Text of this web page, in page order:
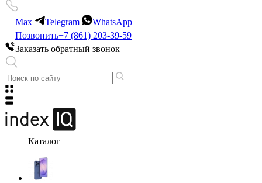
Max Telegram
WhatsApp
Позвонить+7 (861) 203-39-59
Заказать обратный звонок
Каталог